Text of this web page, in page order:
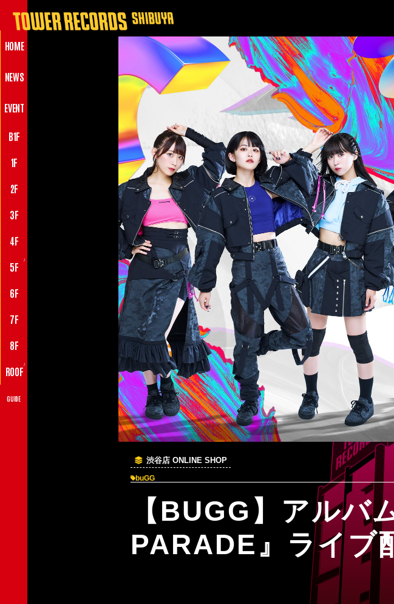
HOME
NEWS
EVENT
B1F
1F
2F
3F
4F
5F
♪
6F
7F
8F
ROOF
♪
GUIDE
渋谷店 ONLINE SHOP
buGG
【BUGG】アルバ
PARADE』ライブ